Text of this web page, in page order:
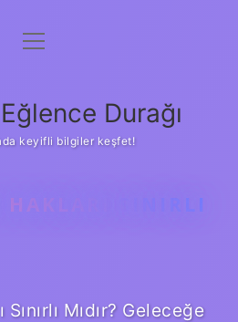
Anasayfa
Yasal Uyarı
menüyü
Durağı
keyifli bilgiler keşfet!
HAKLARI SINIRLI
Mıdır? Geleceğe